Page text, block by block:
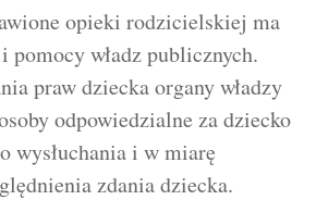
opieki rodzicielskiej ma
pomocy władz publicznych.
praw dziecka organy władzy
odpowiedzialne za dziecko
wysłuchania i w miarę
zdania dziecka.